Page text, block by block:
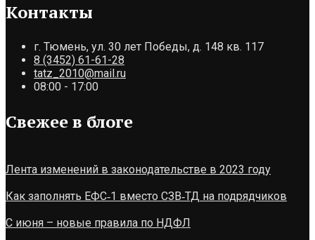
Контакты
г. Тюмень, ул. 30 лет Победы, д. 148 кв. 117
8 (3452) 61-61-28
tatz_2010@mail.ru
08:00 - 17:00
Свежее в блоге
Лента изменений в законодательстве в 2023 году
Как заполнять ЕФС‑1 вместо СЗВ‑ТД на подрядчиков
С июня – новые правила по НДФЛ